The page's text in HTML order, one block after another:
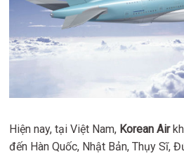
Hiện nay, tại Việt Nam, Korean Air
đến Hàn Quốc, Nhật Bản, Thụy Sĩ,